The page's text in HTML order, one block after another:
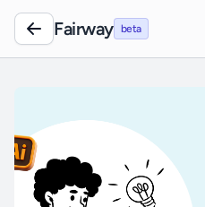
Fairway beta